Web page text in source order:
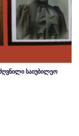
საიუბილეო